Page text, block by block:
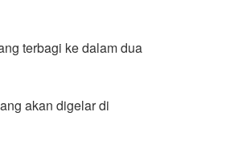
terbagi ke dalam dua
akan digelar di